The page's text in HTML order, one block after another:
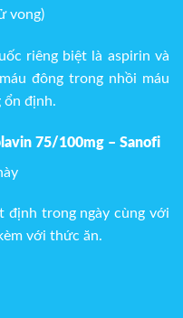
vong)
riêng biệt là aspirin và
đông trong nhồi máu
ổn định.
75/100mg – Sanofi
định trong ngày cùng với
với thức ăn.